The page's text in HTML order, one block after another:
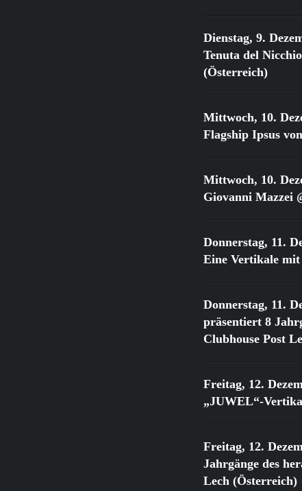
Dienstag, 9.
Tenuta del
(Österreich)
Mittwoch, 10.
Flagship Ipsus
Mittwoch, 10.
Giovanni Mazzei
Donnerstag, 11.
Eine Vertikale
Donnerstag, 11.
präsentiert 8
Clubhouse Post
Freitag, 12.
„JUWEL“-
Freitag, 12.
Jahrgänge des
Lech (Österreich)